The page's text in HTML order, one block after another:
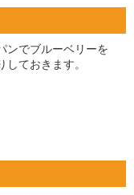
ンでブルーベリーを
しておきます。